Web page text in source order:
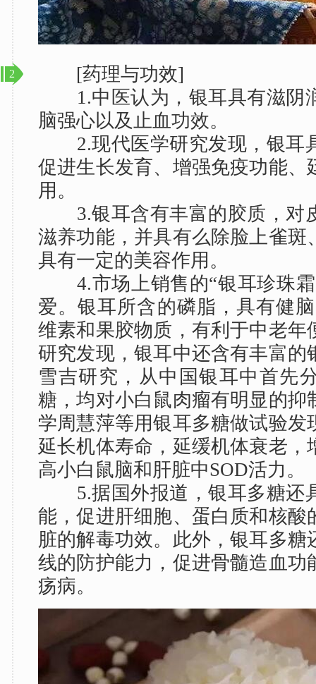
2
[药理与功效]
1.中医认为，银耳具有滋阴
脑强心以及止血功效。
2.现代医学研究发现，银耳
促进生长发育、增强免疫功能、
用。
3.银耳含有丰富的胶质，对
滋养功能，并具有么除脸上雀斑
具有一定的美容作用。
4.市场上销售的“银耳珍珠霜
爱。银耳所含的磷脂，具有健
维素和果胶物质，有利于中老年
研究发现，银耳中还含有丰富的
雪吉研究，从中国银耳中首先
糖，均对小白鼠肉瘤有明显的抑
学周慧萍等用银耳多糖做试验发
延长机体寿命，延缓机体衰老，
高小白鼠脑和肝脏中SOD活力。
5.据国外报道，银耳多糖还
能，促进肝细胞、蛋白质和核酸
脏的解毒功效。此外，银耳多糖
线的防护能力，促进骨髓造血功
疡病。